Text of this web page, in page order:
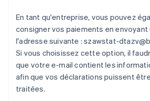
En tant qu'entreprise, vous pouvez
consigner vos paiements en envoyant
l'adresse suivante : szawstat-
Si vous choisissez cette option, il
que votre e-mail contient les
afin que vos déclarations puissent
traitées.